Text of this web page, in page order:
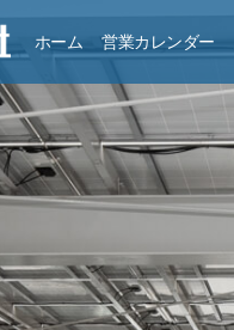
ホーム 営業カレンダー